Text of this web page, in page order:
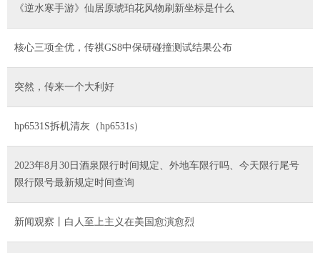
《逆水寒手游》仙居原琥珀花风物刷新坐标是什么
核心三项全优，传祺GS8中保研碰撞测试结果公布
突然，传来一个大利好
hp6531S拆机清灰（hp6531s）
2023年8月30日酒泉限行时间规定、外地车限行吗、今天限行尾号
限行限号最新规定时间查询
新闻观察丨白人至上主义在美国愈演愈烈